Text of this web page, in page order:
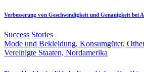
Verbesserung von Geschwindigkeit und Genauigkeit bei
Success Stories
Mode und Bekleidung, Konsumgüter,
Vereinigte Staaten, Nordamerika